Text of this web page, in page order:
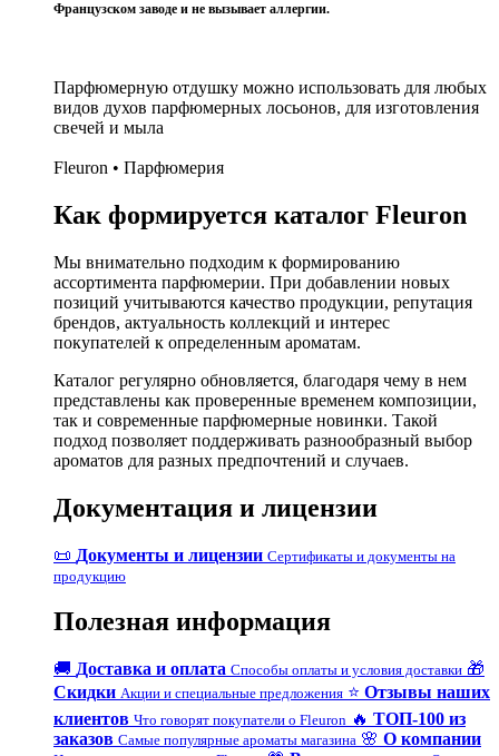
Французском заводе и не вызывает аллергии.
Парфюмерную отдушку можно использовать для любых
видов духов парфюмерных лосьонов, для изготовления
свечей и мыла
Fleuron • Парфюмерия
Как формируется каталог Fleuron
Мы внимательно подходим к формированию
ассортимента парфюмерии. При добавлении новых
позиций учитываются качество продукции, репутация
брендов, актуальность коллекций и интерес
покупателей к определенным ароматам.
Каталог регулярно обновляется, благодаря чему в нем
представлены как проверенные временем композиции,
так и современные парфюмерные новинки. Такой
подход позволяет поддерживать разнообразный выбор
ароматов для разных предпочтений и случаев.
Документация и лицензии
📜 Документы и лицензии Сертификаты и документы на
продукцию
Полезная информация
🚚 Доставка и оплата Способы оплаты и условия доставки 🎁
Скидки Акции и специальные предложения ⭐ Отзывы наших
клиентов Что говорят покупатели о Fleuron 🔥 ТОП-100 из
заказов Самые популярные ароматы магазина 🌸 О компании